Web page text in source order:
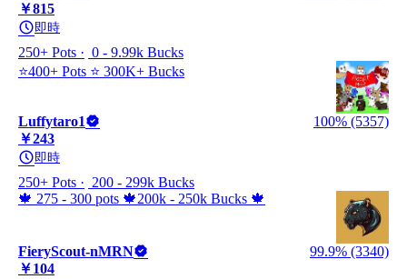
￥815
即時
250+ Pots
0 - 9.99k Bucks
⭐400+ Pots ⭐ 300K+ Bucks
Luffytaro1
100% (5357)
￥243
即時
250+ Pots
200 - 299k Bucks
🍁 275 - 300 pots 🍁200k - 250k Bucks 🍁
FieryScout-nMRN
99.9% (3340)
￥104